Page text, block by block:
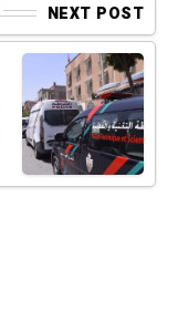
NEXT POST